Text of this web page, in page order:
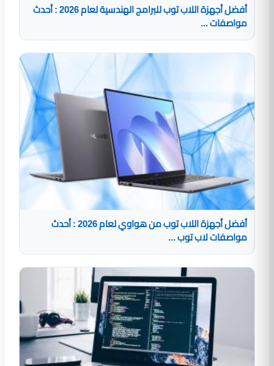
أفضل أجهزة اللاب توب للبرامج الهندسية لعام 2026 : أحدث
مواصفات ...
أفضل أجهزة اللاب توب من هواوي لعام 2026 : أحدث
مواصفات لاب توب ...